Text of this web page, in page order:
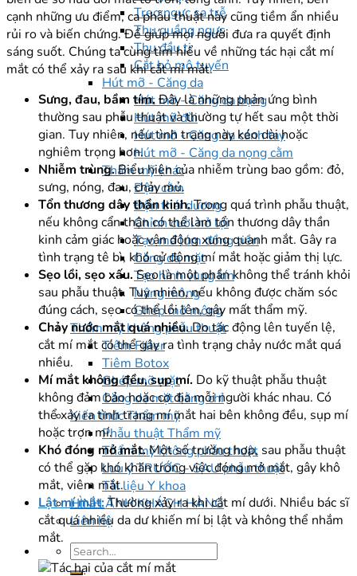
Treo ngực sa trễ
Thu quầng ngực
Thu đầu ti
Cắt bỏ mô tuyến
Hút mỡ - Căng da
Hút mỡ - Căng da bụng
Hút mỡ đùi
Hút mỡ - Căng da cánh tay
Hút mỡ - Căng da nọng cằm
Thẩm mỹ khác
Độn cằm
Độn thái dương
Chỉnh cười hở lợi
Tạo má lúm đồng tiền
Căng da mặt
Tạo hình vùng kín
Nâng mông
Ghép mỡ mông
Thẩm mỹ không phẫu thuật
Tiêm Filler
Tiêm Botox
Ghép mỡ mặt
Căng da mặt bằng chỉ
Kiến thức Thẩm mỹ
Phẫu thuật Thẩm mỹ
Thẩm mỹ không phẫu thuật
Lưu ý TRƯỚC - SAU phẫu thuật
Tài liệu Y khoa
HÌNH ẢNH KHÁCH HÀNG
Liên hệ
cạnh những ưu điểm, ca phẫu thuật này cũng tiềm ẩn nhiều
rủi ro và biến chứng. Để giúp mọi người đưa ra quyết định
sáng suốt. Chúng ta cùng tìm hiểu về những tác hại cắt mí
mắt có thể xảy ra sau khi cắt mí mắt.
Sưng, đau, bầm tím.Đây là những phản ứng bình
thường sau phẫu thuật và thường tự hết sau một thời
gian. Tuy nhiên, nếu tình trạng này kéo dài hoặc
nghiêm trọng hơn.
Nhiễm trùng.Biểu hiện của nhiễm trùng bao gồm: đỏ,
sưng, nóng, đau, chảy mủ.
Tổn thương dây thần kinh.Trong quá trình phẫu thuật,
nếu không cẩn thận có thể làm tổn thương dây thần
kinh cảm giác hoặc vận động xung quanh mắt. Gây ra
tình trạng tê bì, khó cử động mí mắt hoặc giảm thị lực.
Sẹo lồi, sẹo xấu.Sẹo là một phần không thể tránh khỏi
sau phẫu thuật. Tuy nhiên, nếu không được chăm sóc
đúng cách, sẹo có thể lồi lên, gây mất thẩm mỹ.
Chảy nước mắt quá nhiều.Do tác động lên tuyến lệ,
cắt mí mắt có thể gây ra tình trạng chảy nước mắt quá
nhiều.
Mí mắt không đều, sụp mí. Do kỹ thuật phẫu thuật
không đảm bảo hoặc cơ địa mỗi người khác nhau. Có
thể xảy ra tình trạng mí mắt hai bên không đều, sụp mí
hoặc trợn mí.
Khó đóng mở mắt.Một số trường hợp, sau phẫu thuật
có thể gặp khó khăn trong việc đóng mở mắt, gây khô
mắt, viêm mắt.
Lật mí mắt:Thường xảy ra khi cắt mí dưới. Nhiều bác sĩ
cắt quá nhiều da dư khiến mí bị lật và không thể nhắm
mắt.